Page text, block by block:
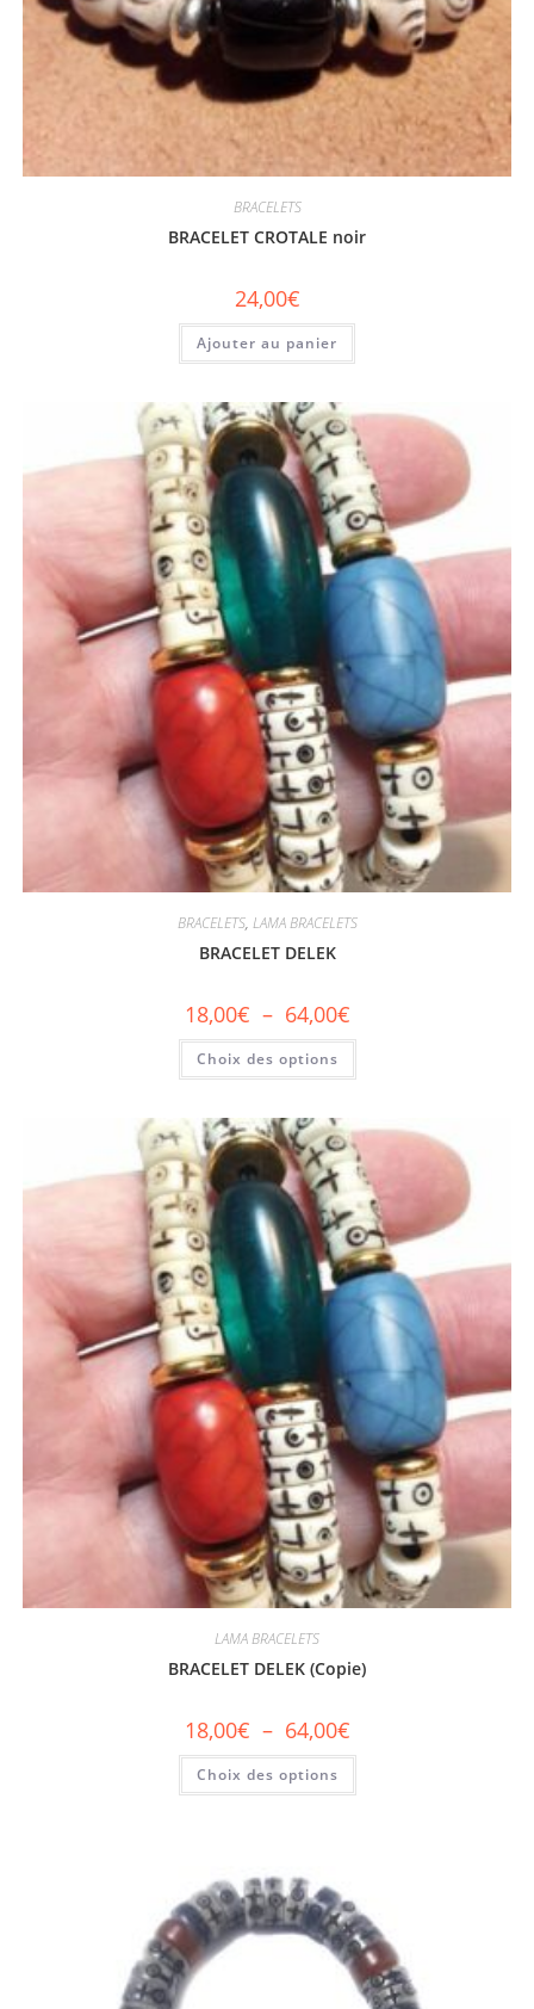
BRACELETS
BRACELET CROTALE noir
24,00€
Ajouter au panier
BRACELETS, LAMA BRACELETS
BRACELET DELEK
18,00€ – 64,00€
Choix des options
LAMA BRACELETS
BRACELET DELEK (Copie)
18,00€ – 64,00€
Choix des options